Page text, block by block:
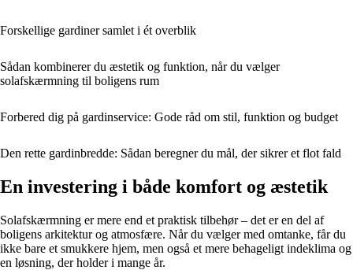
Forskellige gardiner samlet i ét overblik
Sådan kombinerer du æstetik og funktion, når du vælger
solafskærmning til boligens rum
Forbered dig på gardinservice: Gode råd om stil, funktion og budget
Den rette gardinbredde: Sådan beregner du mål, der sikrer et flot fald
En investering i både komfort og æstetik
Solafskærmning er mere end et praktisk tilbehør – det er en del af
boligens arkitektur og atmosfære. Når du vælger med omtanke, får du
ikke bare et smukkere hjem, men også et mere behageligt indeklima og
en løsning, der holder i mange år.